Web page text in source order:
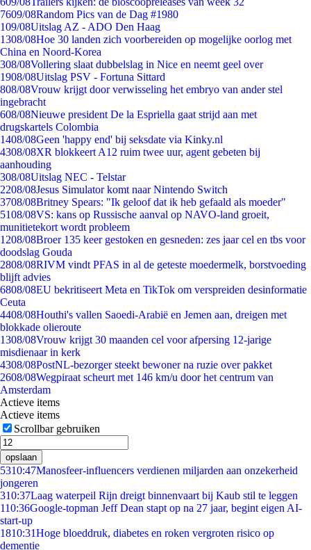
7609/08Random Pics van de Dag #1980
109/08Uitslag AZ - ADO Den Haag
1308/08Hoe 30 landen zich voorbereiden op mogelijke oorlog met
China en Noord-Korea
308/08Vollering slaat dubbelslag in Nice en neemt geel over
1908/08Uitslag PSV - Fortuna Sittard
808/08Vrouw krijgt door verwisseling het embryo van ander stel
ingebracht
608/08Nieuwe president De la Espriella gaat strijd aan met
drugskartels Colombia
1408/08Geen 'happy end' bij seksdate via Kinky.nl
4308/08XR blokkeert A12 ruim twee uur, agent gebeten bij
aanhouding
308/08Uitslag NEC - Telstar
2208/08Jesus Simulator komt naar Nintendo Switch
3708/08Britney Spears: "Ik geloof dat ik heb gefaald als moeder"
5108/08VS: kans op Russische aanval op NAVO-land groeit,
munitietekort wordt probleem
1208/08Broer 135 keer gestoken en gesneden: zes jaar cel en tbs voor
doodslag Gouda
2808/08RIVM vindt PFAS in al de geteste moedermelk, borstvoeding
blijft advies
6808/08EU bekritiseert Meta en TikTok om verspreiden desinformatie
Ceuta
4408/08Houthi's vallen Saoedi-Arabië en Jemen aan, dreigen met
blokkade olieroute
1308/08Vrouw krijgt 30 maanden cel voor afpersing 12-jarige
misdienaar in kerk
4308/08PostNL-bezorger steekt bewoner na ruzie over pakket
2608/08Wegpiraat scheurt met 146 km/u door het centrum van
Amsterdam
Actieve items
Actieve items
Scrollbar gebruiken
opslaan
5310:47Manosfeer-influencers verdienen miljarden aan onzekerheid
jongeren
310:37Laag waterpeil Rijn dreigt binnenvaart bij Kaub stil te leggen
110:36Google-topman Jeff Dean stapt op na 27 jaar, begint eigen AI-
start-up
1810:31Hoge bloeddruk, diabetes en roken vergroten risico op
dementie